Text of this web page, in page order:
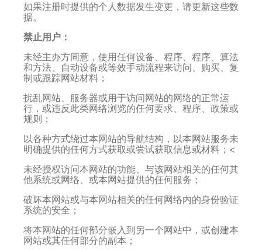
如果注册时提供的个人数据发生变更，请更新这些数
据。
禁止用户：
未经主办方同意，使用任何设备、程序、程序、算法
和方法、自动设备或等效手动流程来访问、购买、复
制或跟踪网站材料；
扰乱网站、服务器或用于访问网站的网络的正常运
行，或违反此类网络浏览的任何要求、程序、政策或
规则；
以各种方式绕过本网站的导航结构，以本网站服务未
明确提供的任何方式获取或尝试获取信息或材料；<
未经授权访问本网站的功能、与该网站相关的任何其
他系统或网络、或本网站提供的任何服务；
破坏本网站或与本网站相关的任何网络内的身份验证
系统的安全；
将本网站的任何部分嵌入到另一个网站中，或创建本
网站或其任何部分的副本；